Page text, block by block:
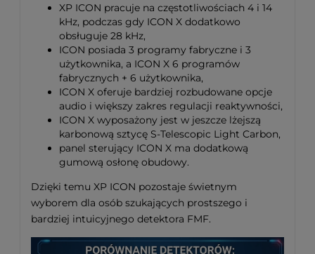
XP ICON pracuje na częstotliwościach 4 i 14
kHz, podczas gdy ICON X dodatkowo
obsługuje 28 kHz,
ICON posiada 3 programy fabryczne i 3
użytkownika, a ICON X 6 programów
fabrycznych + 6 użytkownika,
ICON X oferuje bardziej rozbudowane opcje
audio i większy zakres regulacji reaktywności,
ICON X wyposażony jest w jeszcze lżejszą
karbonową sztycę S-Telescopic Light Carbon,
panel sterujący ICON X ma dodatkową
gumową osłonę obudowy.
Dzięki temu XP ICON pozostaje świetnym
wyborem dla osób szukających prostszego i
bardziej intuicyjnego detektora FMF.